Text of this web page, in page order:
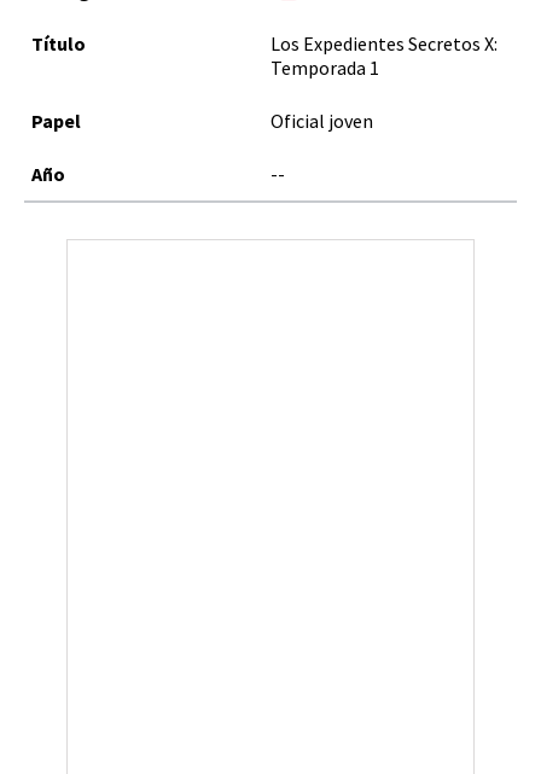
Los Expedientes Secretos X:
Temporada 1
Oficial joven
--